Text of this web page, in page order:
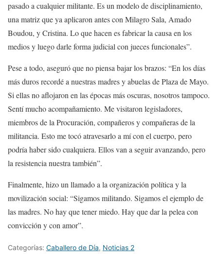
pasado a cualquier militante. Es un modelo de disciplinamiento,
una matriz que ya aplicaron antes con Milagro Sala, Amado
Boudou, y Cristina. Lo que hacen es fabricar la causa en los
medios y luego darle forma judicial con jueces funcionales”.
Pese a todo, aseguró que no piensa bajar los brazos: “En los días
más duros recordé a nuestras madres y abuelas de Plaza de Mayo.
Si ellas no aflojaron en las épocas más oscuras, nosotros tampoco.
Sentí mucho acompañamiento. Me visitaron legisladores,
miembros de la Procuración, compañeros y compañeras de la
militancia. Esto me tocó atravesarlo a mí con el cuerpo, pero
podría haber sido cualquiera. Ellos van a seguir avanzando, pero
la resistencia nuestra también”.
Finalmente, hizo un llamado a la organización política y la
movilización social: “Sigamos militando. Sigamos el ejemplo de
las madres. No hay que tener miedo. Hay que dar la pelea con
convicción y con amor”.
Categorías: Caballero de Día, Noticias 2